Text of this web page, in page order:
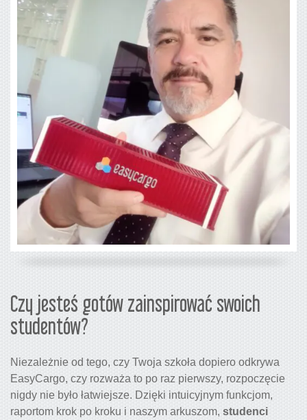
Czy jesteś gotów zainspirować swoich
studentów?
Niezależnie od tego, czy Twoja szkoła dopiero odkrywa
EasyCargo, czy rozważa to po raz pierwszy, rozpoczęcie
nigdy nie było łatwiejsze. Dzięki intuicyjnym funkcjom,
raportom krok po kroku i naszym arkuszom, studenci